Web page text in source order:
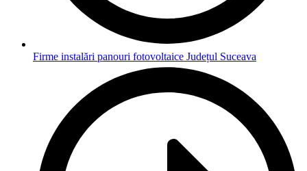
Firme instalări panouri fotovoltaice Județul Suceava